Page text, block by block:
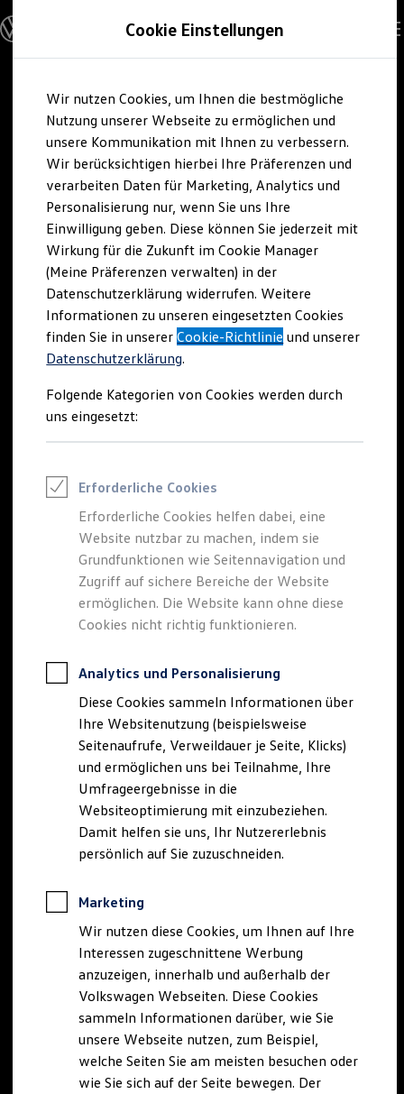
Hauptinhalt
springen
Footer
springen
Modelle und Konfigurator
Konfigurator
Modelle vergleichen
Elektroautos
ENERGY Sondermodelle
Nutzfahrzeuge
SUV und CUV
Familienautos
Kombis
Kompaktwagen
Sportwagen
Schnell verfügbare Fahrzeuge
Angebote und Produkte
Aktuelle Angebote
E-Auto-Förderung
Volkswagen Marktplatz
Die ENERGY Sondermodelle
Junge Gebrauchtwagen und Gebrauchtwagen
Volkswagen Zertifizierte Gebrauchtwagen
Elektromobilität bei Gebrauchtwagen
Saisonangebote
Reifenpakete
Leasing
Leasing-Angebote
Elektroauto Leasing
Kleinwagen-Leasing
Leasing ohne Anzahlung
Finanzierung
Autokredit mit Schlussrate
Versicherungen und Garantien
Kfz-Versicherung
Restschuldversicherungen
Garantien
Professional Class bei Volkswagen
Behörden
Direktkunden
Sonderfahrzeuge
Anpfiff zum Gewinn
Elektromobilität
Elektroautos
ID. Tutorials
Elektrofahrzeugkonzepte
ID. EVERY1
Reichweite
Rekuperation
Laden unterwegs
Laden Zuhause
Ladestationen finden
Ladezeitensimulator
Batterie
Sicherheit
Nachhaltigkeit
Technologie
Kosten und Kauf
Cookie Einstellungen
Wir nutzen Cookies, um Ihnen die bestmögliche
Nutzung unserer Webseite zu ermöglichen und
unsere Kommunikation mit Ihnen zu verbessern.
Wir berücksichtigen hierbei Ihre Präferenzen und
verarbeiten Daten für Marketing, Analytics und
Personalisierung nur, wenn Sie uns Ihre
Einwilligung geben. Diese können Sie jederzeit mit
Wirkung für die Zukunft im Cookie Manager
(Meine Präferenzen verwalten) in der
Datenschutzerklärung widerrufen. Weitere
Informationen zu unseren eingesetzten Cookies
finden Sie in unsererCookie-Richtlinie und unserer
Datenschutzerklärung.
Folgende Kategorien von Cookies werden durch
uns eingesetzt:
Erforderliche Cookies
Erforderliche Cookies helfen dabei, eine
Website nutzbar zu machen, indem sie
Grundfunktionen wie Seitennavigation und
Zugriff auf sichere Bereiche der Website
ermöglichen. Die Website kann ohne diese
Cookies nicht richtig funktionieren.
Analytics und Personalisierung
Diese Cookies sammeln Informationen über
Ihre Websitenutzung (beispielsweise
Seitenaufrufe, Verweildauer je Seite, Klicks)
und ermöglichen uns bei Teilnahme, Ihre
Umfrageergebnisse in die
Websiteoptimierung mit einzubeziehen.
Damit helfen sie uns, Ihr Nutzererlebnis
persönlich auf Sie zuzuschneiden.
Marketing
Wir nutzen diese Cookies, um Ihnen auf Ihre
Interessen zugeschnittene Werbung
anzuzeigen, innerhalb und außerhalb der
Volkswagen Webseiten. Diese Cookies
sammeln Informationen darüber, wie Sie
unsere Webseite nutzen, zum Beispiel,
welche Seiten Sie am meisten besuchen oder
wie Sie sich auf der Seite bewegen. Der